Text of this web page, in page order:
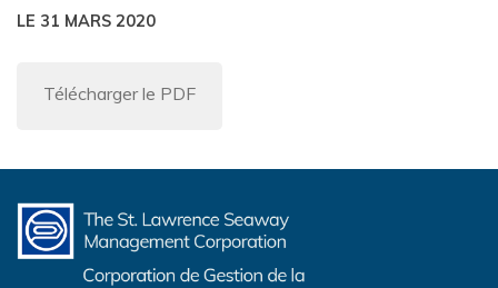
LE 31 MARS 2020
Télécharger le PDF